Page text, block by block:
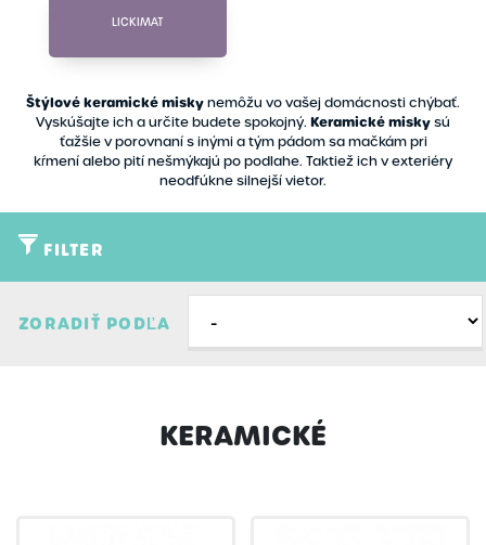
LICKIMAT
Štýlové keramické miskynemôžu vo vašej domácnosti chýbať.
Vyskúšajte ich a určite budete spokojný. Keramické miskysú
ťažšie v porovnaní s inými a tým pádom sa mačkám pri
kŕmení alebo pití nešmýkajú po podlahe. Taktiež ich v exteriéry
neodfúkne silnejší vietor.
FILTER
KERAMICKÉ
ZORADIŤ PODĽA